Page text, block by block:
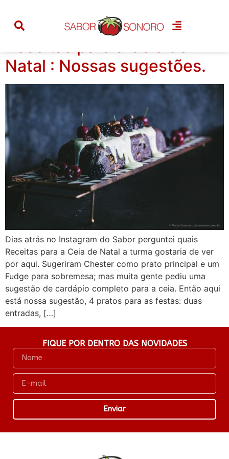
Tag: ceia de natal
Receitas para a Ceia de
Natal : Nossas sugestões.
Dias atrás no Instagram do Sabor perguntei quais
Receitas para a Ceia de Natal a turma gostaria de ver
por aqui. Sugeriram Chester como prato principal e um
Fudge para sobremesa; mas muita gente pediu uma
sugestão de cardápio completo para a ceia. Então aqui
está nossa sugestão, 4 pratos para as festas: duas
entradas, […]
FIQUE POR DENTRO DAS NOVIDADES
Enviar